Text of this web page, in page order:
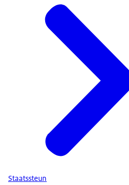
Staatssteun